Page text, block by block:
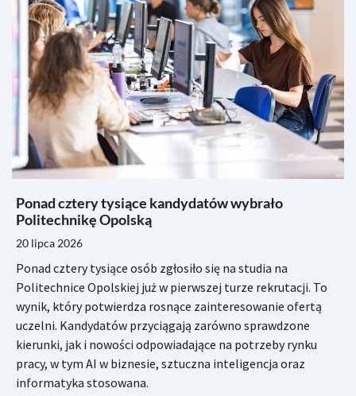
Ponad cztery tysiące kandydatów wybrało
Politechnikę Opolską
20 lipca 2026
Ponad cztery tysiące osób zgłosiło się na studia na
Politechnice Opolskiej już w pierwszej turze rekrutacji. To
wynik, który potwierdza rosnące zainteresowanie ofertą
uczelni. Kandydatów przyciągają zarówno sprawdzone
kierunki, jak i nowości odpowiadające na potrzeby rynku
pracy, w tym AI w biznesie, sztuczna inteligencja oraz
informatyka stosowana.